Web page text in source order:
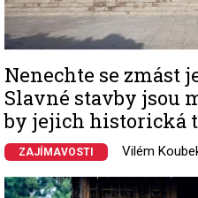
Nenechte se zmást
Slavné stavby jsou
by jejich historická
ZAJÍMAVOSTI Vilém
Image